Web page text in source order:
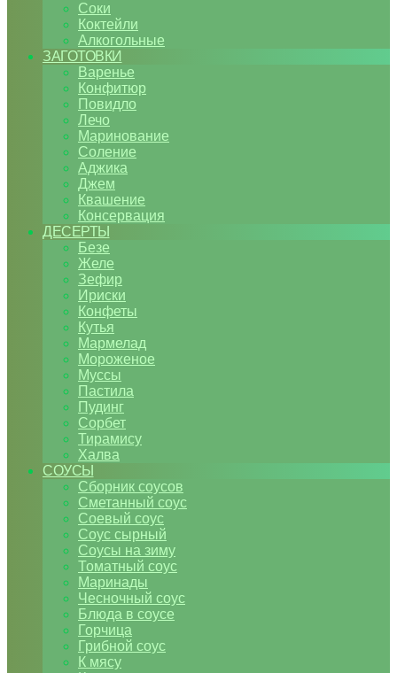
Соки
Коктейли
Алкогольные
ЗАГОТОВКИ
Варенье
Конфитюр
Повидло
Лечо
Маринование
Соление
Аджика
Джем
Квашение
Консервация
ДЕСЕРТЫ
Безе
Желе
Зефир
Ириски
Конфеты
Кутья
Мармелад
Мороженое
Муссы
Пастила
Пудинг
Сорбет
Тирамису
Халва
СОУСЫ
Сборник соусов
Сметанный соус
Соевый соус
Соус сырный
Соусы на зиму
Томатный соус
Маринады
Чесночный соус
Блюда в соусе
Горчица
Грибной соус
К мясу